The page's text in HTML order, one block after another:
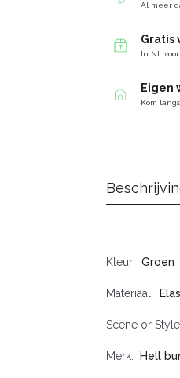
Al meer
Gratis
In NL
Eigen
Kom
Kleur Groen
Materiaal
Scene or Style
Merk Hell